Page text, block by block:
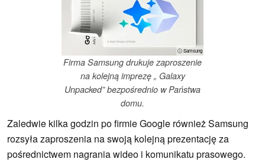
ⓘ Samsung
Firma Samsung drukuje zaproszenie
na kolejną imprezę „ Galaxy
Unpacked” bezpośrednio w Państwa
domu.
Zaledwie kilka godzin po firmie Google również Samsung
rozsyła zaproszenia na swoją kolejną prezentację za
pośrednictwem nagrania wideo i komunikatu prasowego.